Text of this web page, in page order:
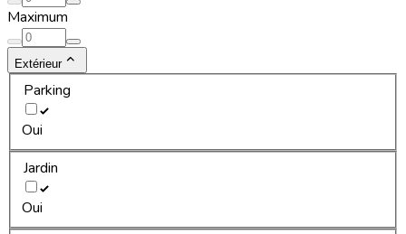
Maximum
Extérieur
Parking
Oui
Jardin
Oui